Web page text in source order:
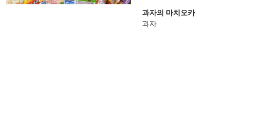
과자의 마치오카
과자